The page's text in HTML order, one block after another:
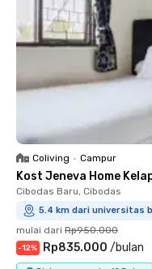
Coliving • Campur
Kost Jeneva Home
Cibodas Baru, Cibodas
5.4 km dari universitas
mulai dari Rp950.000
-12% Rp835.000 /bulan